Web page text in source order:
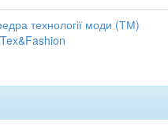
технології моди (ТМ)